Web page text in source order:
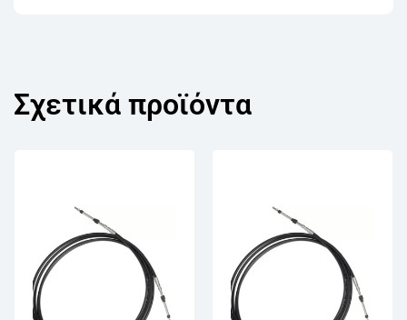
Σχετικά προϊόντα